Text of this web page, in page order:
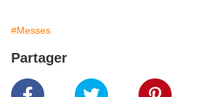
#Messes
Partager